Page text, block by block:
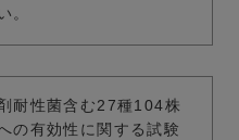
。
耐性菌含む27種104株
の有効性に関する試験